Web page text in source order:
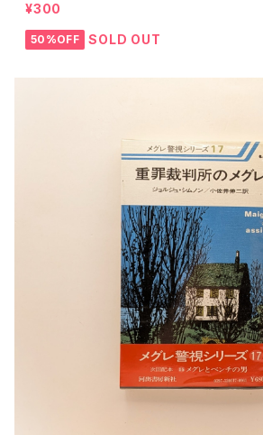
¥300
50%OFF SOLD OUT